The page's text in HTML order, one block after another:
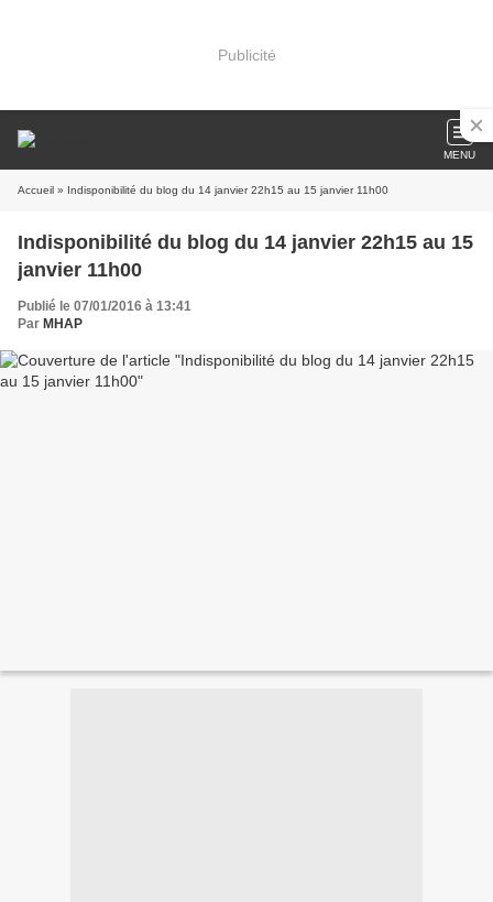
Publicité
MENU
Accueil » Indisponibilité du blog du 14 janvier 22h15 au 15 janvier 11h00
Indisponibilité du blog du 14 janvier 22h15 au 15
janvier 11h00
Publié le 07/01/2016 à 13:41
Par MHAP